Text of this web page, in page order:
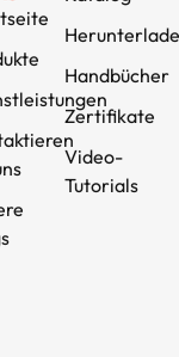
Handbücher
Zertifikate
Video-
Tutorials